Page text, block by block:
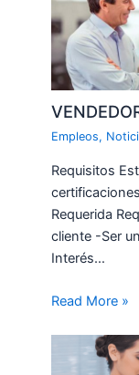
Empleos,
Requisitos
Requerida
cliente -Ser
Interés…
Read More »